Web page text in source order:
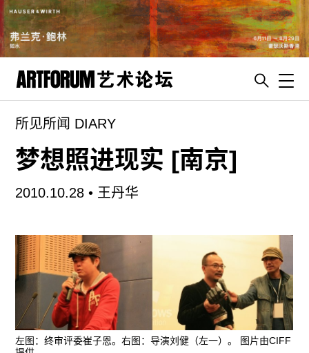
artguide
新闻
展评
杂志
视频
ENGLISH
ART & EDUCATION
广告
订阅
所见所闻 DIARY
梦想照进现实 [南京]
2010.10.28 • 王丹华
左图：终审评委崔子恩。右图：导演刘健（左一）。 图片由CIFF